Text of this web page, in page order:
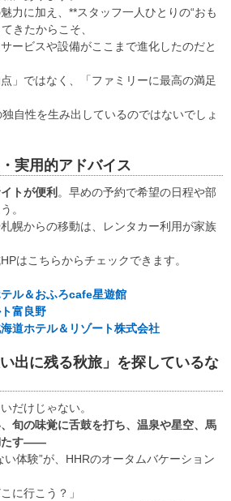
力に加え、**スタッフ一人ひとりの“おも
きたからこそ、
ービスや設備がここまで進化したのだと
」ではなく、「ファミリーに最高の満足
自性を生み出しているのではないでしょ
実用的アドバイス
トが便利 。早めの予約で希望の日程や部
。
札幌からの移動は、レンタカー利用が家族
はこちらからチェックできます。
ル＆おふろcafe星遊館
富良野
道ホテル＆リゾート株式会社
出に残る秋旅」を探しているな
だけじゃない。
旬の味覚に舌鼓を打ち、温泉や星空、馬
たす——
い体験”が、HHRのオータムバケーション
に行こう？」